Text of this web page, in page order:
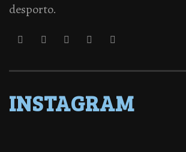
desporto.
INSTAGRAM